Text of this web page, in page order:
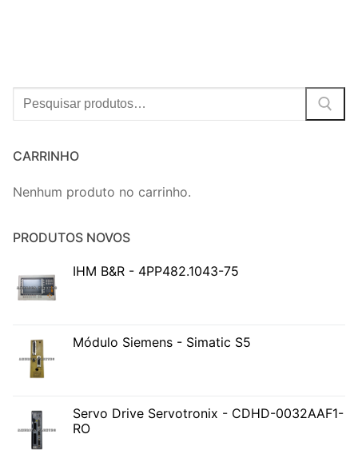
Procurar:
CARRINHO
Nenhum produto no carrinho.
PRODUTOS NOVOS
IHM B&R - 4PP482.1043-75
Módulo Siemens - Simatic S5
Servo Drive Servotronix - CDHD-0032AAF1-
RO